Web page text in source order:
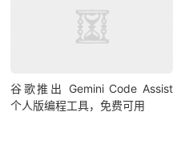
谷歌推出 Gemini Code Assist
个人版编程工具，免费可用